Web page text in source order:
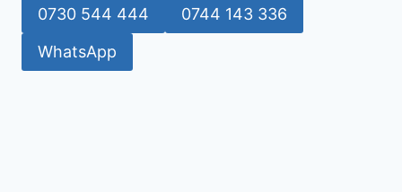
0730 544 444 0744 143 336
WhatsApp